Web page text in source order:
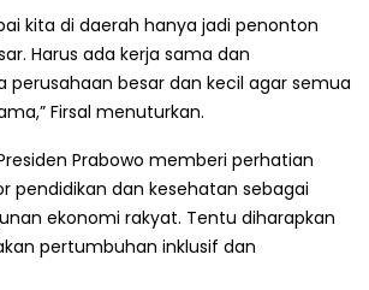
kita di daerah hanya jadi penonton
Harus ada kerja sama dan
perusahaan besar dan kecil agar semua
Firsal menuturkan.
Prabowo memberi perhatian
pendidikan dan kesehatan sebagai
ekonomi rakyat. Tentu diharapkan
pertumbuhan inklusif dan